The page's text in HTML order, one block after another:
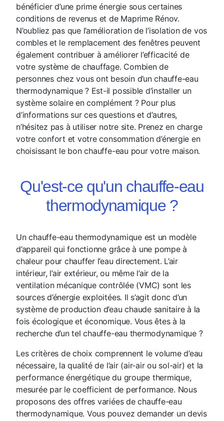
bénéficier d’une prime énergie sous certaines
conditions de revenus et de Maprime Rénov.
N’oubliez pas que l’amélioration de l’isolation de vos
combles et le remplacement des fenêtres peuvent
également contribuer à améliorer l’efficacité de
votre système de chauffage. Combien de
personnes chez vous ont besoin d’un chauffe-eau
thermodynamique ? Est-il possible d’installer un
système solaire en complément ? Pour plus
d’informations sur ces questions et d’autres,
n’hésitez pas à utiliser notre site. Prenez en charge
votre confort et votre consommation d’énergie en
choisissant le bon chauffe-eau pour votre maison.
Qu'est-ce qu'un chauffe-eau
thermodynamique ?
Un chauffe-eau thermodynamique est un modèle
d’appareil qui fonctionne grâce à une pompe à
chaleur pour chauffer l’eau directement. L’air
intérieur, l’air extérieur, ou même l’air de la
ventilation mécanique contrôlée (VMC) sont les
sources d’énergie exploitées. Il s’agit donc d’un
système de production d’eau chaude sanitaire à la
fois écologique et économique. Vous êtes à la
recherche d’un tel chauffe-eau thermodynamique ?
Les critères de choix comprennent le volume d’eau
nécessaire, la qualité de l’air (air-air ou sol-air) et la
performance énergétique du groupe thermique,
mesurée par le coefficient de performance. Nous
proposons des offres variées de chauffe-eau
thermodynamique. Vous pouvez demander un devis